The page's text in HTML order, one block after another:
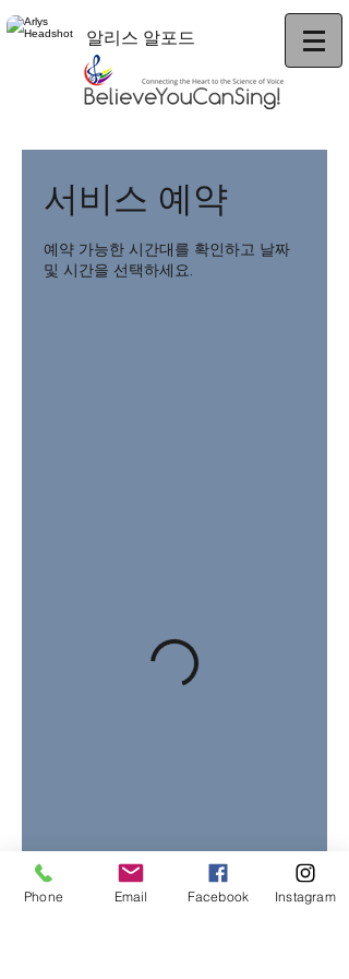
알리스 알포드
서비스 예약
예약 가능한 시간대를 확인하고 날짜
및 시간을 선택하세요.
Phone Email Facebook Instagram